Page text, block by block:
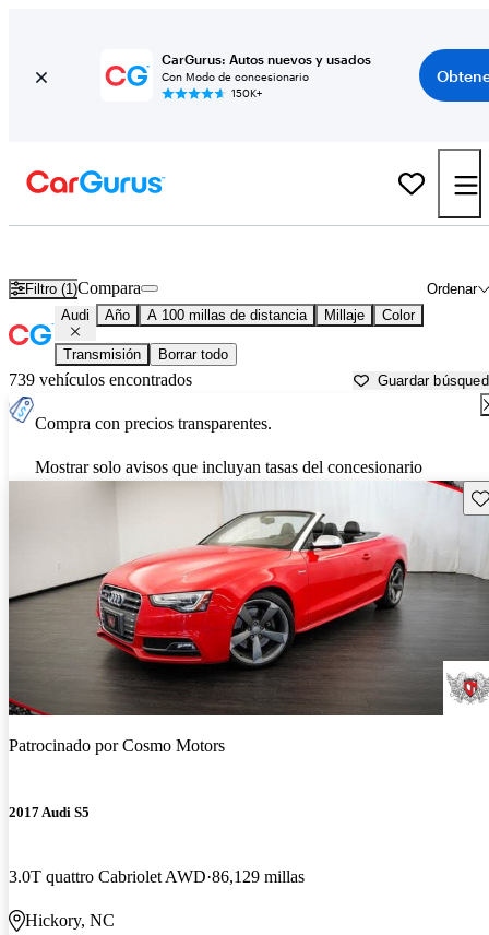
CarGurus: Autos nuevos y usados
Con Modo de concesionario
150K+
Filtro (1) Ordenar
Compara
Audi Año A 100 millas de distancia Millaje Color
Transmisión Borrar todo
739 vehículos encontrados Guardar
Compra con precios transparentes.
Mostrar solo avisos que incluyan tasas del concesionario
Patrocinado porCosmo Motors
2017 Audi S5
3.0T quattro Cabriolet AWD 86,129 millas
Hickory, NC